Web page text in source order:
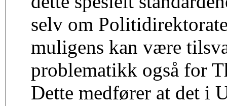
selv om
muligens kan være
problematikk også for
Dette medfører at det i